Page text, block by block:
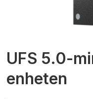
UFS 5.0-
enheten